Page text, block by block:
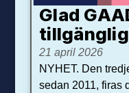
Glad
21 april 2026
NYHET. Den
sedan 2011, firas